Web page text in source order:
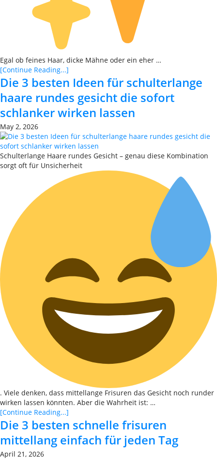
Egal ob feines Haar, dicke Mähne oder ein eher …
[Continue Reading...]
Die 3 besten Ideen für schulterlange
haare rundes gesicht die sofort
schlanker wirken lassen
May 2, 2026
Schulterlange Haare rundes Gesicht – genau diese Kombination
sorgt oft für Unsicherheit
. Viele denken, dass mittellange Frisuren das Gesicht noch runder
wirken lassen könnten. Aber die Wahrheit ist: …
[Continue Reading...]
Die 3 besten schnelle frisuren
mittellang einfach für jeden Tag
April 21, 2026